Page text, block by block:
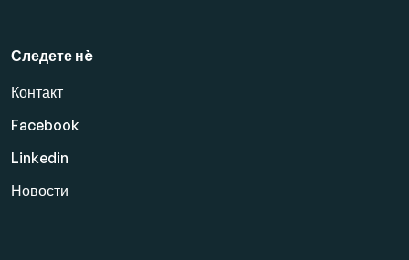
Следете нè
Контакт
Facebook
Linkedin
Новости